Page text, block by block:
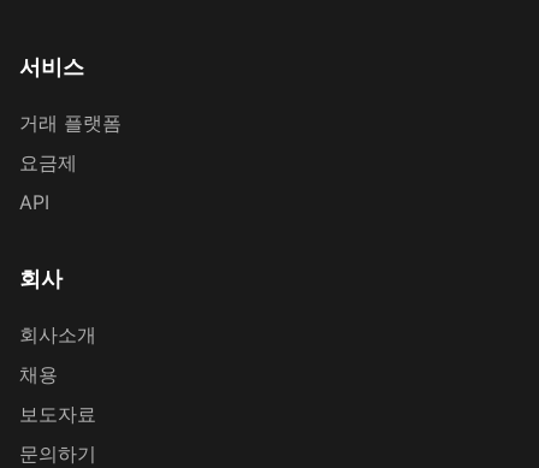
서비스
거래 플랫폼
요금제
API
회사
회사소개
채용
보도자료
문의하기